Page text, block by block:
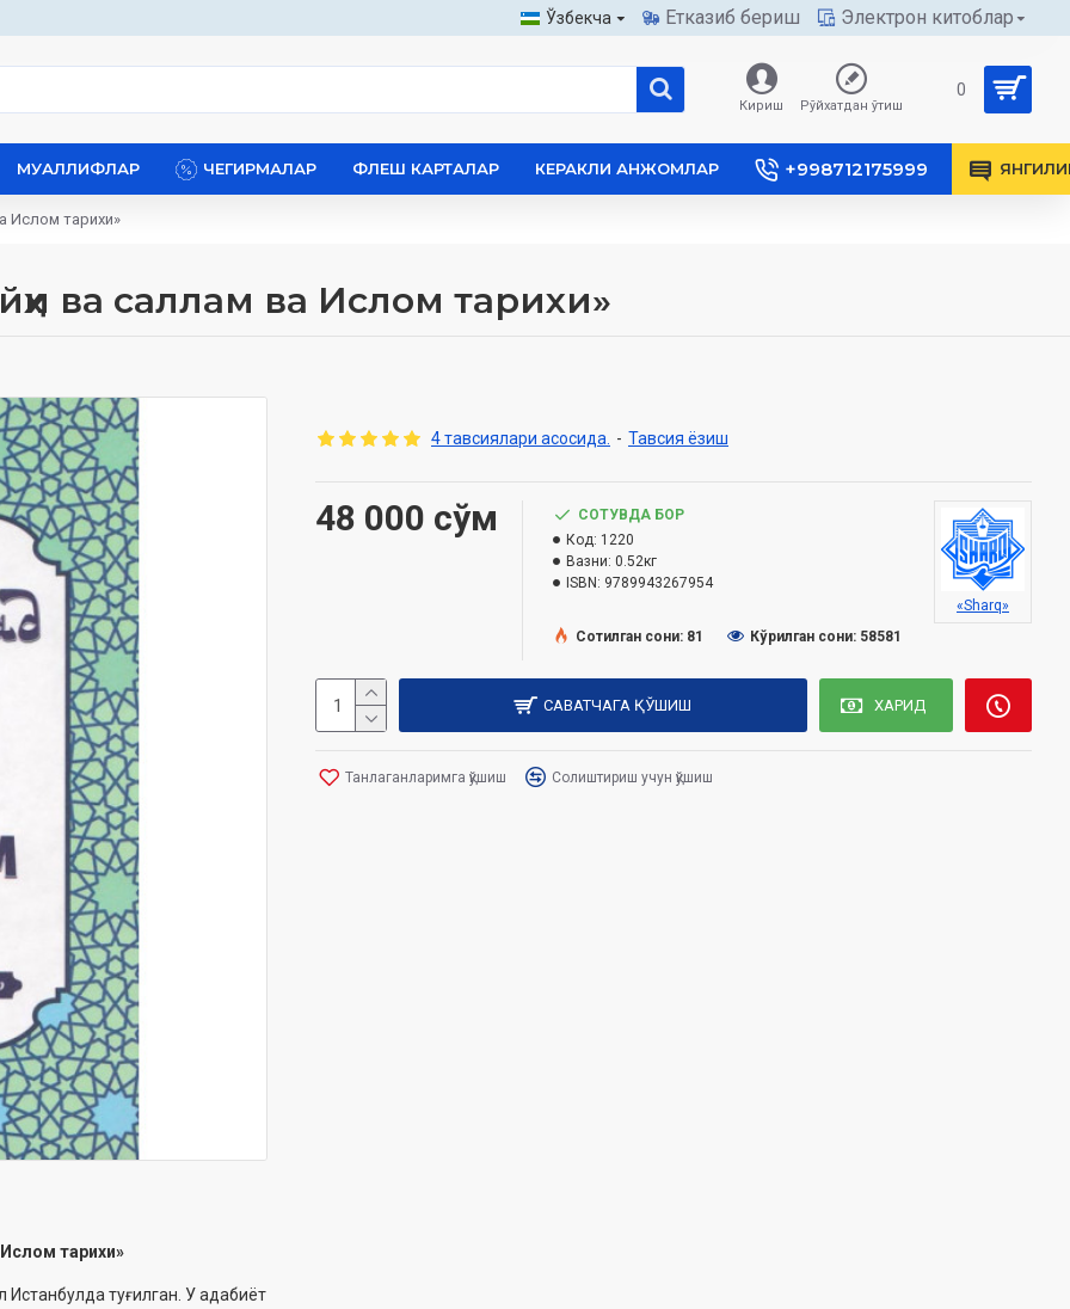
Ўзбекча Етказиб бериш Электрон китоблар
Кириш Рўйхатдан ўтиш
0
МУАЛЛИФЛАР ЧЕГИРМАЛАР ФЛЕШ КАРТАЛАР КЕРАКЛИ АНЖОМЛАР +998712175999
Ислом тарихи»
ва саллам ва Ислом тарихи»
Ислом тарихи»
туғилган. У адабиёт
4 тавсиялари асосида. - Тавсия ёзиш
48 000 сўм
СОТУВДА БОР
Код: 1220
Вазни: 0.52кг
ISBN: 9789943267954
«Sharq»
Сотилган сони: 81
Кўрилган сони: 58581
САВАТЧАГА ҚЎШИШ ХАРИД
Танлаганларимга қўшиш Солиштириш учун қўшиш